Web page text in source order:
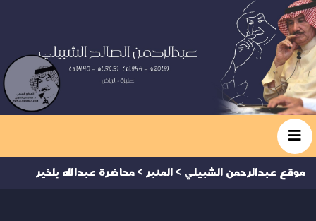
موقع عبدالرحمن الشبيلي > المنبر > محاضرة عبدالله بلخير